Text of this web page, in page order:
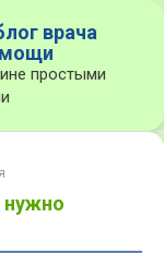
врача
простыми
нужно